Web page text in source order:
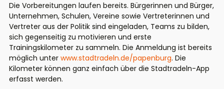
Die Vorbereitungen laufen bereits. Bürgerinnen und Bürger,
Unternehmen, Schulen, Vereine sowie Vertreterinnen und
Vertreter aus der Politik sind eingeladen, Teams zu bilden,
sich gegenseitig zu motivieren und erste
Trainingskilometer zu sammeln. Die Anmeldung ist bereits
möglich unter www.stadtradeln.de/papenburg. Die
Kilometer können ganz einfach über die Stadtradeln-App
erfasst werden.